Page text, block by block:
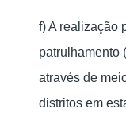
f) A realização
patrulhamento
através de
distritos em